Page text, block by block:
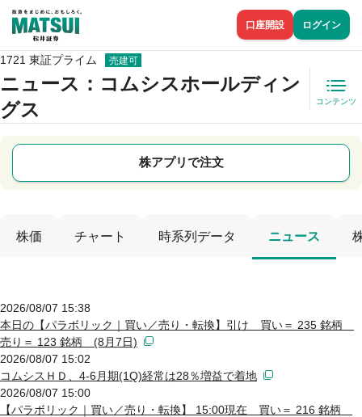
口座開設 ログイン
1721 東証プライム 売建可
ニュース ：コムシスホールディン
グス
コンテンツ
株アプリで注文
株価 チャート 時系列データ ニュース
2026/08/07 15:38
本日の【パラボリック｜買い／売り・転換】引け 買い＝ 235 銘柄
売り＝ 123 銘柄 (8月7日)
2026/08/07 15:02
コムシスＨＤ、4-6月期(1Q)経常は28％増益で着地
2026/08/07 15:00
【パラボリック｜買い／売り・転換】 15:00現在 買い＝ 216 銘柄